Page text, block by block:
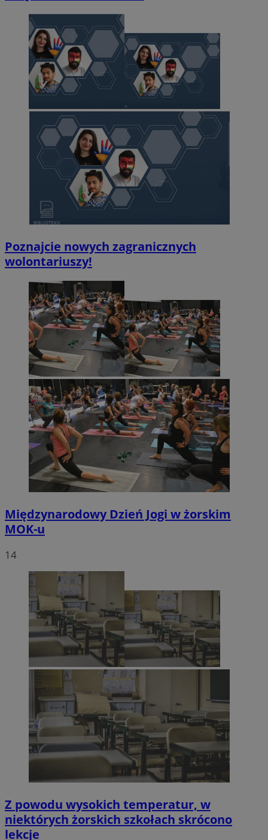
Poznajcie nowych zagranicznych
wolontariuszy!
Międzynarodowy Dzień Jogi w żorskim
MOK-u
14
Z powodu wysokich temperatur, w
niektórych żorskich szkołach skrócono
lekcje